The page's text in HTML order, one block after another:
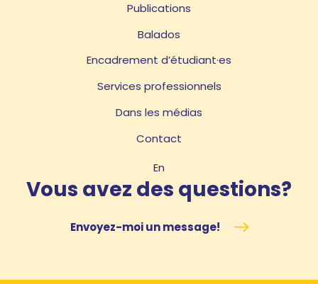
Publications
Balados
Encadrement d’étudiant·es
Services professionnels
Dans les médias
Contact
En
Vous avez des questions?
Envoyez-moi un message!